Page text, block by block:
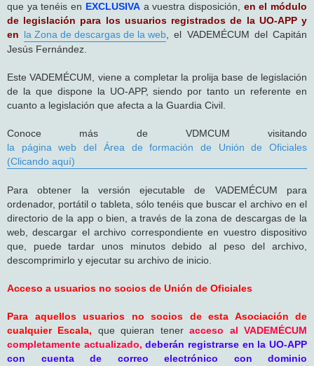
que ya tenéis en EXCLUSIVAa vuestra disposición, en el módulo
de legislación para los usuarios registrados de la UO-APP y
en la Zona de descargas de la web, el VADEMÉCUM del Capitán
Jesús Fernández.
Este VADEMÉCUM, viene a completar la prolija base de legislación
de la que dispone la UO-APP, siendo por tanto un referente en
cuanto a legislación que afecta a la Guardia Civil.
Conoce más de VDMCUM visitando
la página web del Área de formación de Unión de Oficiales
(Clicando aquí)
Para obtener la versión ejecutable de VADEMÉCUM para
ordenador, portátil o tableta, sólo tenéis que buscar el archivo en el
directorio de la app o bien, a través de la zona de descargas de la
web, descargar el archivo correspondiente en vuestro dispositivo
que, puede tardar unos minutos debido al peso del archivo,
descomprimirlo y ejecutar su archivo de inicio.
Acceso a usuarios no socios de Unión de Oficiales
Para aquellos usuarios no socios de esta Asociación de
cualquier Escala, que quieran teneracceso al VADEMÉCUM
completamente actualizado,deberán registrarse en la UO-APP
con cuenta de correo electrónico con dominio